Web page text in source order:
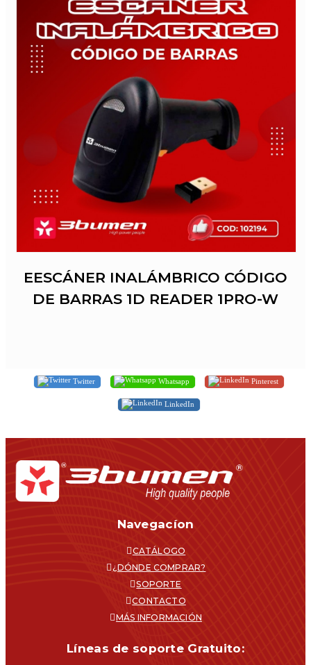
EESCÁNER INALÁMBRICO CÓDIGO
DE BARRAS 1D READER 1PRO-W
Twitter Whatsapp Pinterest
LinkedIn
Navegacíon
CATÁLOGO
¿DÓNDE COMPRAR?
SOPORTE
CONTACTO
MÁS INFORMACIÓN
Líneas de soporte Gratuito: